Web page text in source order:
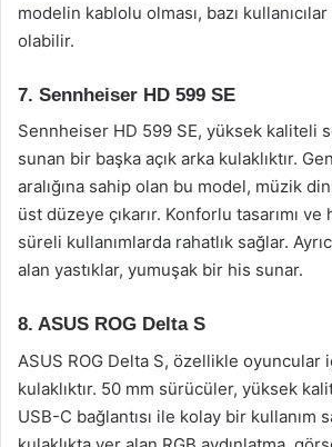
modelin kablolu olması, bazı
olabilir.
7. Sennheiser HD 599 SE
Sennheiser HD 599 SE, yüksek kaliteli
sunan bir başka açık arka kulaklıktır.
aralığına sahip olan bu model, müzik
üst düzeye çıkarır. Konforlu tasarımı ve
süreli kullanımlarda rahatlık sağlar.
alan yastıklar, yumuşak bir his sunar.
8. ASUS ROG Delta S
ASUS ROG Delta S, özellikle oyuncular
kulaklıktır. 50 mm sürücüler, yüksek
USB-C bağlantısı ile kolay bir kullanım